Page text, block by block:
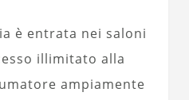
è entrata nei saloni
illimitato alla
ampiamente